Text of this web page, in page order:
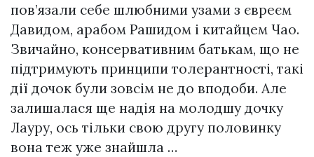
пов’язали себе шлюбними узами з євреєм
Давидом, арабом Рашидом і китайцем Чао.
Звичайно, консервативним батькам, що не
підтримують принципи толерантності, такі
дії дочок були зовсім не до вподоби. Але
залишалася ще надія на молодшу дочку
Лауру, ось тільки свою другу половинку
вона теж уже знайшла …